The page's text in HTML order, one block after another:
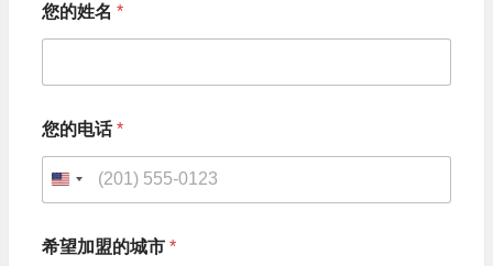
您的姓名 *
您的电话*
U
i
希望加盟的城市 *